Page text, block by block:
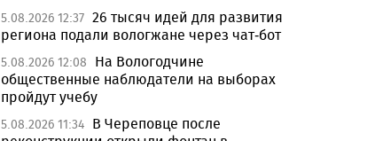
5.08.2026 12:37 26 тысяч идей для развития
региона подали вологжане через чат-бот
5.08.2026 12:08
На Вологодчине
общественные наблюдатели на выборах
пройдут учебу
5.08.2026 11:34 В Череповце после